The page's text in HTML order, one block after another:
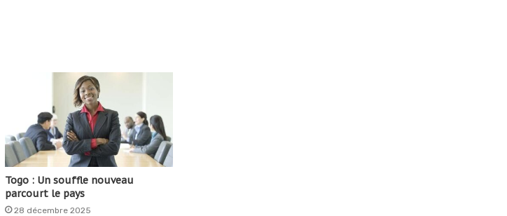
Togo : Un souffle nouveau
parcourt le pays
28 décembre 2025